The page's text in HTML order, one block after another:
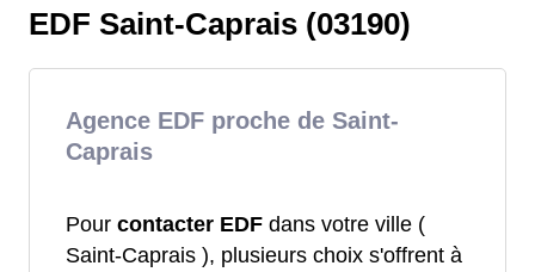
EDF Saint-Caprais (03190)
Agence EDF proche de Saint-
Caprais
Pour contacter EDF dans votre ville (
Saint-Caprais ), plusieurs choix s'offrent à